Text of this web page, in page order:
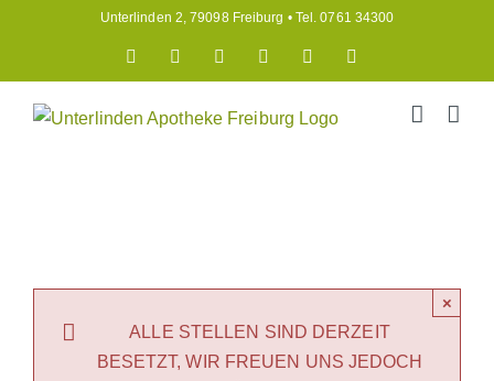
Unterlinden 2, 79098 Freiburg • Tel. 0761 34300
Medi
vorbestellen
Rezept
Instagram
ALLE STELLEN SIND DERZEIT
BESETZT, WIR FREUEN UNS JEDOCH
×